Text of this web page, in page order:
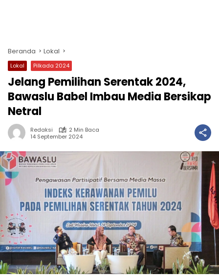
Beranda Lokal
Lokal Pilkada 2024
Jelang Pemilihan Serentak 2024,
Bawaslu Babel Imbau Media Bersikap
Netral
Redaksi
2 Min Baca
14 September 2024